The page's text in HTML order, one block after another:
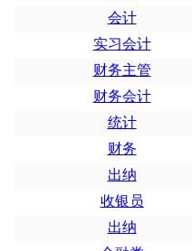
会计
实习会计
财务主管
财务会计
统计
财务
出纳
收银员
出纳